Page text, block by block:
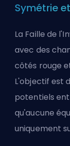
Symétrie
La Faille de
avec des
côtés rouge
L'objectif est
potentiels
qu'aucune
uniquement